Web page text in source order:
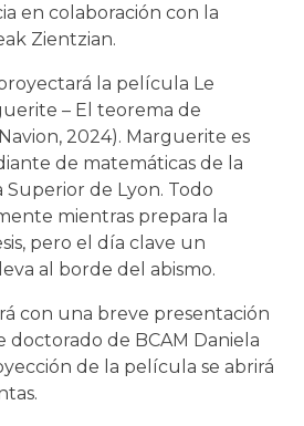
en colaboración con la
Zientzian.
la película Le
– El teorema de
2024). Marguerite es
de matemáticas de la
Superior de Lyon. Todo
mientras prepara la
pero el día clave un
al borde del abismo.
con una breve presentación
doctorado de BCAM Daniela
de la película se abrirá